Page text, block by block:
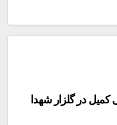
کمیل در گلزار شهدا